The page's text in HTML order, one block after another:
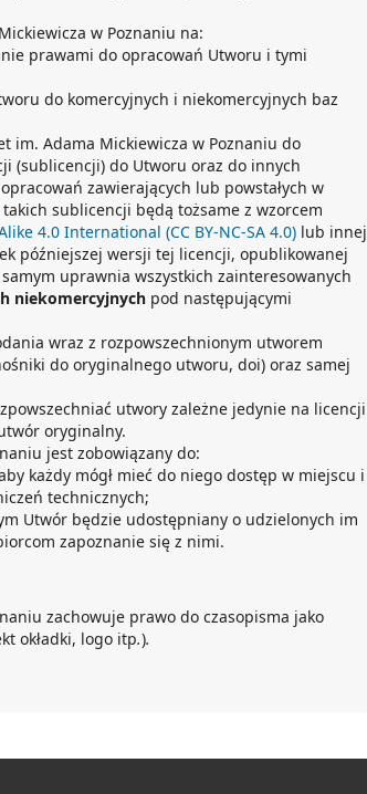
w Poznaniu na:
prawami do opracowań Utworu i tymi
do komercyjnych i niekomercyjnych baz
im. Adama Mickiewicza w Poznaniu do
(sublicencji) do Utworu oraz do innych
zawierających lub powstałych w
sublicencji będą tożsame z wzorcem
4.0 International (CC BY-NC-SA 4.0) lub innej
późniejszej wersji tej licencji, opublikowanej
uprawnia wszystkich zainteresowanych
niekomercyjnych pod następującymi
wraz z rozpowszechnionym utworem
do oryginalnego utworu, doi) oraz samej
utwory zależne jedynie na licencji
oryginalny.
jest zobowiązany do:
każdy mógł mieć do niego dostęp w miejscu i
technicznych;
Utwór będzie udostępniany o udzielonych im
zapoznanie się z nimi.
zachowuje prawo do czasopisma jako
okładki, logo itp.).